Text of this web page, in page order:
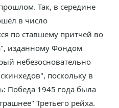
Так, в середине
в число
по ставшему притчей во
изданному Фондом
небезосновательно
поскольку в
Победа 1945 года была
Третьего рейха.